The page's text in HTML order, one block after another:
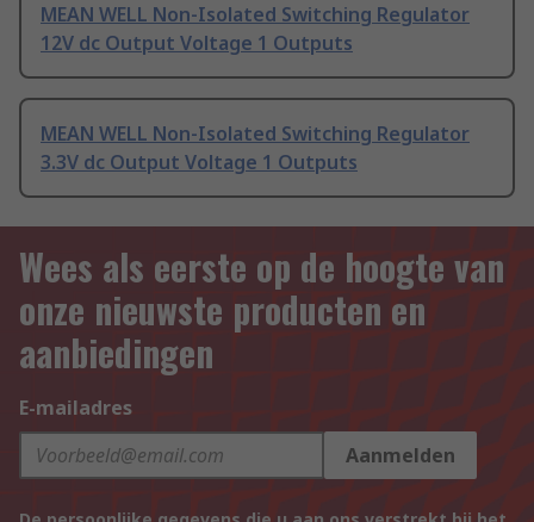
MEAN WELL Non-Isolated Switching Regulator
12V dc Output Voltage 1 Outputs
MEAN WELL Non-Isolated Switching Regulator
3.3V dc Output Voltage 1 Outputs
Wees als eerste op de hoogte van
onze nieuwste producten en
aanbiedingen
E-mailadres
Aanmelden